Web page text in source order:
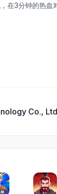
在3分钟的热血
Co.,